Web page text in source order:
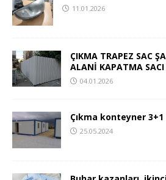
11.01.2026
ÇIKMA TRAPEZ SAC
ALANİ KAPATMA SACI
04.01.2026
Çıkma konteyner
25.05.2024